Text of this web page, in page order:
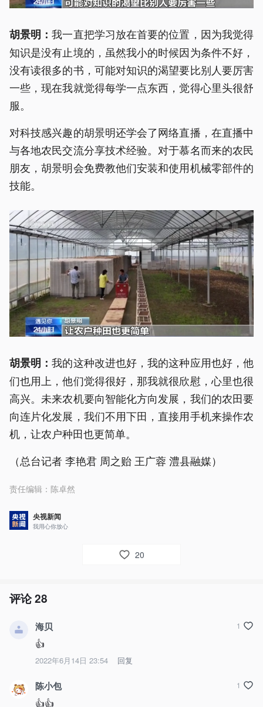
胡景明：我一直把学习放在首要的位置，因为我觉得
知识是没有止境的，虽然我小的时候因为条件不好，
没有读很多的书，可能对知识的渴望要比别人要厉害
一些，现在我就觉得每学一点东西，觉得心里头很舒
服。
对科技感兴趣的胡景明还学会了网络直播，在直播中
与各地农民交流分享技术经验。对于慕名而来的农民
朋友，胡景明会免费教他们安装和使用机械零部件的
技能。
胡景明：我的这种改进也好，我的这种应用也好，他
们也用上，他们觉得很好，那我就很欣慰，心里也很
高兴。未来农机要向智能化方向发展，我们的农田要
向连片化发展，我们不用下田，直接用手机来操作农
机，让农户种田也更简单。
（总台记者 李艳君 周之贻 王广蓉 澧县融媒）
责任编辑： 陈卓然
央视新闻
我用心你放心
20
评论28
海贝
👍
2022年6月14日 23:54 回复
1
陈小包
👍👍
1